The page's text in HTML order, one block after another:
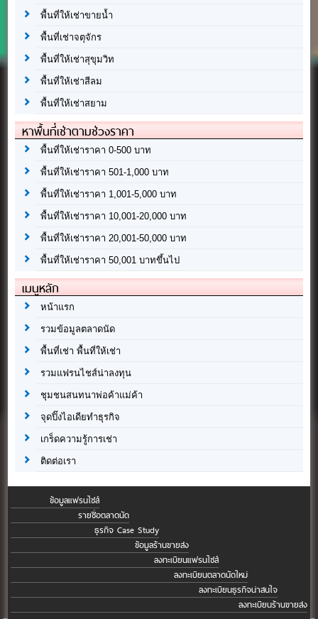
พื้นที่ให้เช่าขายน้ำ
พื้นที่เช่าจตุจักร
พื้นที่ให้เช่าสุขุมวิท
พื้นที่ให้เช่าสีลม
พื้นที่ให้เช่าสยาม
หาพื้นที่เช่าตามช่วงราคา
พื้นที่ให้เช่าราคา 0-500 บาท
พื้นที่ให้เช่าราคา 501-1,000 บาท
พื้นที่ให้เช่าราคา 1,001-5,000 บาท
พื้นที่ให้เช่าราคา 10,001-20,000 บาท
พื้นที่ให้เช่าราคา 20,001-50,000 บาท
พื้นที่ให้เช่าราคา 50,001 บาทขึ้นไป
เมนูหลัก
หน้าแรก
รวมข้อมูลตลาดนัด
พื้นที่เช่า พื้นที่ให้เช่า
รวมแฟรนไชส์น่าลงทุน
ชุมชนสนทนาพ่อค้าแม่ค้า
จุดปิ๊งไอเดียทำธุรกิจ
เกร็ดความรู้การเช่า
ติดต่อเรา
ข้อมูลแฟรนไชส์
รายชื่อตลาดนัด
ธุรกิจ Case Study
ข้อมูลร้านขายส่ง
ลงทะเบียนแฟรนไชส์
ลงทะเบียนตลาดนัดใหม่
ลงทะเบียนธุรกิจน่าสนใจ
ลงทะเบียนร้านขายส่ง